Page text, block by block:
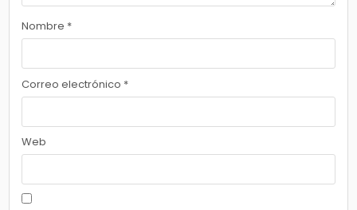
Nombre *
Correo electrónico *
Web